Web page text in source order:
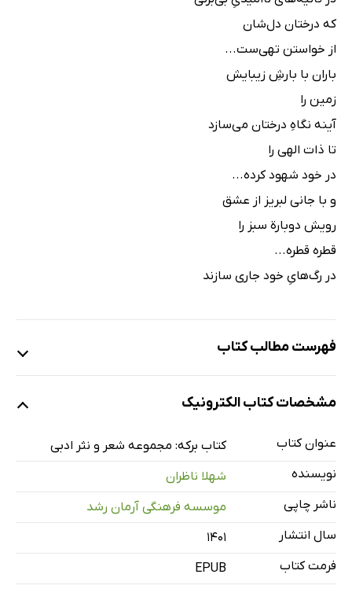
که درختان دل‌شان
از خواستن تهی‌ست...
باران با بارشِ زیبایش
زمین را
آینه نگاهِ درختان می‌سازد
تا ذات الهی را
در خود شهود کرده...
و با جانی لبریز از عشق
رویش دوبارة سبز را
قطره قطره...
در رگ‌هایِ خود جاری سازند‌
فهرست مطالب کتاب
5. جاده عشاق...
6. زیبایی...
7. پنجره
مشخصات کتاب الکترونیک
عنوان کتاب
کتاب برکه: مجموعه شعر و نثر ادبی
نویسنده
شهلا ناظران
ناشر چاپی
موسسه فرهنگی آرمان رشد
سال انتشار
۱۴۰۱
فرمت کتاب
EPUB